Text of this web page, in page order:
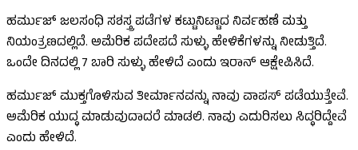
ಹರ್ಮುಜ್ ಜಲಸಂಧಿ ಸಶಸ್ತ್ರ ಪಡೆಗಳ ಕಟ್ಟುನಿಟ್ಟಾದ ನಿರ್ವಹಣೆ ಮತ್ತು
ನಿಯಂತ್ರಣದಲ್ಲಿದೆ. ಅಮೆರಿಕ ಪದೇಪದೆ ಸುಳ್ಳು ಹೇಳಿಕೆಗಳನ್ನು ನೀಡುತ್ತಿದೆ.
ಒಂದೇ ದಿನದಲ್ಲಿ 7 ಬಾರಿ ಸುಳ್ಳು ಹೇಳಿದೆ ಎಂದು ಇರಾನ್ ಆಕ್ಷೇಪಿಸಿದೆ.
ಹರ್ಮುಜ್ ಮುಕ್ತಗೊಳಿಸುವ ತೀರ್ಮಾನವನ್ನು ನಾವು ವಾಪಸ್ ಪಡೆಯುತ್ತೇವೆ.
ಅಮೆರಿಕ ಯುದ್ಧ ಮಾಡುವುದಾದರೆ ಮಾಡಲಿ. ನಾವು ಎದುರಿಸಲು ಸಿದ್ಧರಿದ್ದೇವೆ
ಎಂದು ಹೇಳಿದೆ.